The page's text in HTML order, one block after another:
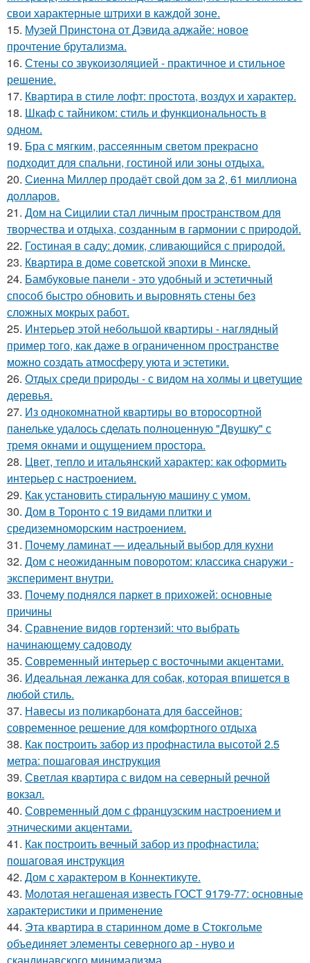
свои характерные штрихи в каждой зоне.
15. Музей Принстона от Дэвида аджайе: новое
прочтение брутализма.
16. Стены со звукоизоляцией - практичное и стильное
решение.
17. Квартира в стиле лофт: простота, воздух и характер.
18. Шкаф с тайником: стиль и функциональность в
одном.
19. Бра с мягким, рассеянным светом прекрасно
подходит для спальни, гостиной или зоны отдыха.
20. Сиенна Миллер продаёт свой дом за 2, 61 миллиона
долларов.
21. Дом на Сицилии стал личным пространством для
творчества и отдыха, созданным в гармонии с природой.
22. Гостиная в саду: домик, сливающийся с природой.
23. Квартира в доме советской эпохи в Минске.
24. Бамбуковые панели - это удобный и эстетичный
способ быстро обновить и выровнять стены без
сложных мокрых работ.
25. Интерьер этой небольшой квартиры - наглядный
пример того, как даже в ограниченном пространстве
можно создать атмосферу уюта и эстетики.
26. Отдых среди природы - с видом на холмы и цветущие
деревья.
27. Из однокомнатной квартиры во второсортной
панельке удалось сделать полноценную "Двушку" с
тремя окнами и ощущением простора.
28. Цвет, тепло и итальянский характер: как оформить
интерьер с настроением.
29. Как установить стиральную машину с умом.
30. Дом в Торонто с 19 видами плитки и
средиземноморским настроением.
31. Почему ламинат — идеальный выбор для кухни
32. Дом с неожиданным поворотом: классика снаружи -
эксперимент внутри.
33. Почему поднялся паркет в прихожей: основные
причины
34. Сравнение видов гортензий: что выбрать
начинающему садоводу
35. Современный интерьер с восточными акцентами.
36. Идеальная лежанка для собак, которая впишется в
любой стиль.
37. Навесы из поликарбоната для бассейнов:
современное решение для комфортного отдыха
38. Как построить забор из профнастила высотой 2.5
метра: пошаговая инструкция
39. Светлая квартира с видом на северный речной
вокзал.
40. Современный дом с французским настроением и
этническими акцентами.
41. Как построить вечный забор из профнастила:
пошаговая инструкция
42. Дом с характером в Коннектикуте.
43. Молотая негашеная известь ГОСТ 9179-77: основные
характеристики и применение
44. Эта квартира в старинном доме в Стокгольме
объединяет элементы северного ар - нуво и
скандинавского минимализма.